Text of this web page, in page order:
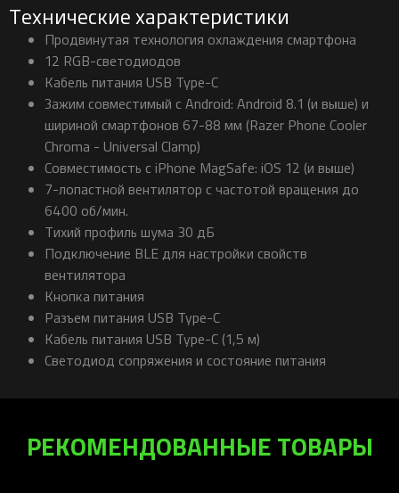
Технические характеристики
Продвинутая технология охлаждения смартфона
12 RGB-светодиодов
Кабель питания USB Type-C
Зажим совместимый с Android: Android 8.1 (и выше) и
шириной смартфонов 67-88 мм (Razer Phone Cooler
Chroma - Universal Clamp)
Совместимость с iPhone MagSafe: iOS 12 (и выше)
7-лопастной вентилятор с частотой вращения до
6400 об/мин.
Тихий профиль шума 30 дБ
Подключение BLE для настройки свойств
вентилятора
Кнопка питания
Разъем питания USB Type-C
Кабель питания USB Type-C (1,5 м)
Светодиод сопряжения и состояние питания
РЕКОМЕНДОВАННЫЕ ТОВАРЫ